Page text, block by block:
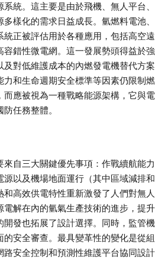
統。這主要是由於飛機、無人平台
樣化的需求日益成長。氫燃料電池
正被評估用於各種應用，包括高空
錯性微電網。這一發展勢頭得益於
對低維護成本的內燃發電機替代方
和生命週期安全標準等因素仍限制
應被視為一種戰略能源架構，它與
任務整體。
自三大關鍵優先事項：作戰續航能
以及機場地面運行（其中區域減排
高效供電特性重新激發了人們對無
解在內的氫氣生產技術的進步，提
發也拓展了設計選擇。同時，監管
安全審查。最具變革性的變化是從
安全控制和預測性維護平台協同設